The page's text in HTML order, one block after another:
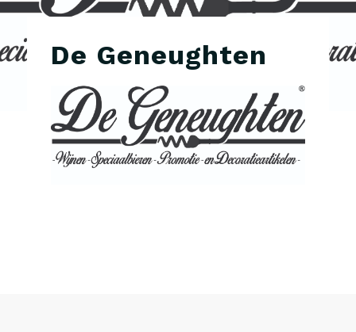
De Geneughten